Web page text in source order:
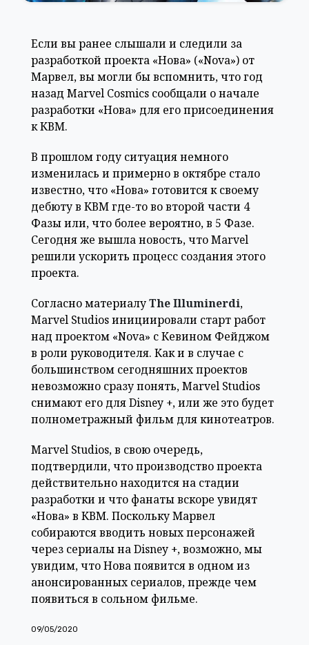
Если вы ранее слышали и следили за
разработкой проекта «Нова» («Nova») от
Марвел, вы могли бы вспомнить, что год
назад Marvel Cosmics сообщали о начале
разработки «Нова» для его присоединения
к КВМ.
В прошлом году ситуация немного
изменилась и примерно в октябре стало
известно, что «Нова» готовится к своему
дебюту в КВМ где-то во второй части 4
Фазы или, что более вероятно, в 5 Фазе.
Сегодня же вышла новость, что Marvel
решили ускорить процесс создания этого
проекта.
Согласно материалуThe Illuminerdi,
Marvel Studios инициировали старт работ
над проектом «Nova» с Кевином Фейджом
в роли руководителя. Как и в случае с
большинством сегодняшних проектов
невозможно сразу понять, Marvel Studios
снимают его для Disney +, или же это будет
полнометражный фильм для кинотеатров.
Marvel Studios, в свою очередь,
подтвердили, что производство проекта
действительно находится на стадии
разработки и что фанаты вскоре увидят
«Нова» в КВМ. Поскольку Марвел
собираются вводить новых персонажей
через сериалы на Disney +, возможно, мы
увидим, что Нова появится в одном из
анонсированных сериалов, прежде чем
появиться в сольном фильме.
09/05/2020